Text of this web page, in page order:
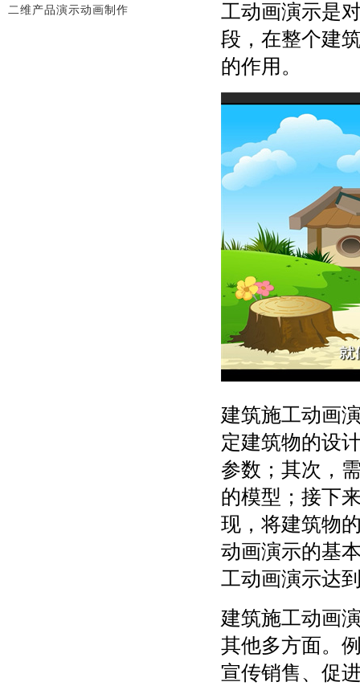
工动画演示是
段，在整个建
的作用。
建筑施工动画
定建筑物的设
参数；其次，
的模型；接下
现，将建筑物
动画演示的基
工动画演示达
建筑施工动画
其他多方面。
宣传销售、促
二维产品演示动画制作